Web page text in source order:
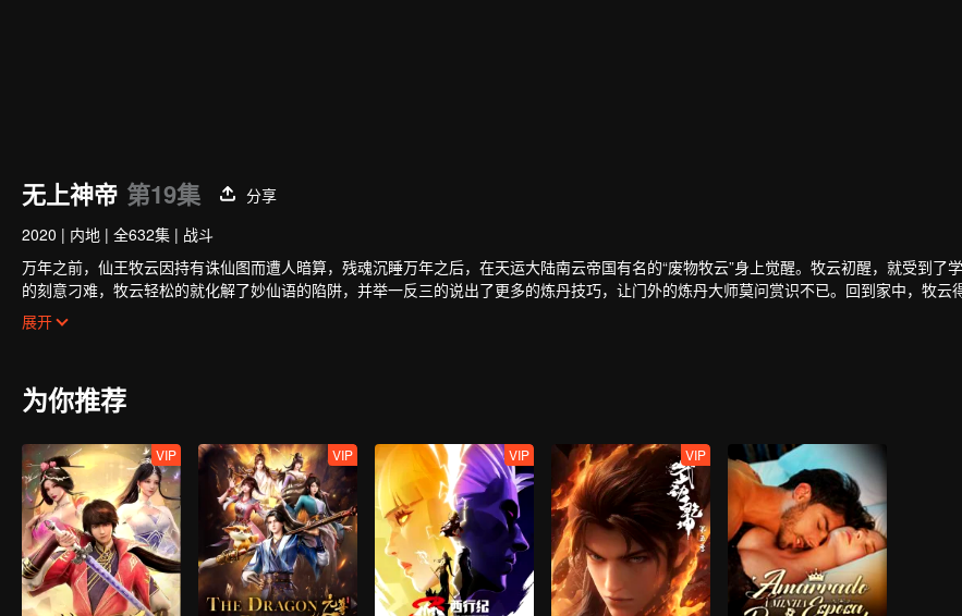
无上神帝 第19集
分享
2020 | 内地 | 全632集 | 战斗
万年之前，仙王牧云因持有诛仙图而遭人暗算，残魂沉睡万年之后，在天运大陆南云帝国有名的“废物牧云”身上觉醒。牧云初醒，就受到了
的刻意刁难，牧云轻松的就化解了妙仙语的陷阱，并举一反三的说出了更多的炼丹技巧，让门外的炼丹大师莫问赏识不已。回到家中，牧云
秦家小姐秦梦瑶结亲的消息。秦梦瑶寒毒在身，活不过二十岁，结亲不过是为了牧家和秦家的利益。但在牧林辰的劝说下，牧云以炼丹为条
这门亲事。炼出了淬骨丹，牧云的修为有了第一次提升。莫问时常来找牧云请教，而秦时雨一直想请莫问来治疗孙女秦梦瑶。莫问暗示让牧云
识到了牧云的能力后，秦梦瑶对牧云充满了好奇和兴趣，于是成为了北云学院的导师。而追求秦梦瑶不成的东方玉，嫉妒仇恨之心燃起，誓
两立。牧云借着诛仙图突破修为，去北云山脉历练，妙仙语执意同行，途中牧云以一人之力猎杀十几头紫毛猎狼，让妙仙语十分震惊。而被
展开
为你推荐
VIP VIP VIP VIP